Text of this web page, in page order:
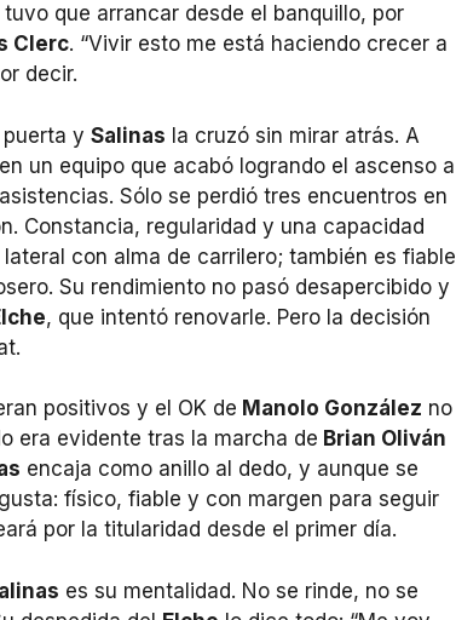
que arrancar desde el banquillo, por
Clerc. “Vivir esto me está haciendo crecer a
decir.
y Salinas la cruzó sin mirar atrás. A
en un equipo que acabó logrando el ascenso a
Sólo se perdió tres encuentros en
Constancia, regularidad y una capacidad
con alma de carrilero; también es fiable
Su rendimiento no pasó desapercibido y
, que intentó renovarle. Pero la decisión
positivos y el OK de Manolo González no
era evidente tras la marcha de Brian Oliván
encaja como anillo al dedo, y aunque se
físico, fiable y con margen para seguir
por la titularidad desde el primer día.
es su mentalidad. No se rinde, no se